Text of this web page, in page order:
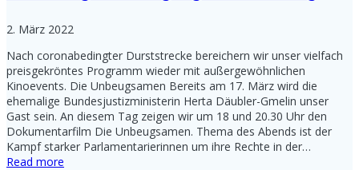
2. März 2022
Nach coronabedingter Durststrecke bereichern wir unser vielfach
preisgekröntes Programm wieder mit außergewöhnlichen
Kinoevents. Die Unbeugsamen Bereits am 17. März wird die
ehemalige Bundesjustizministerin Herta Däubler-Gmelin unser
Gast sein. An diesem Tag zeigen wir um 18 und 20.30 Uhr den
Dokumentarfilm Die Unbeugsamen. Thema des Abends ist der
Kampf starker Parlamentarierinnen um ihre Rechte in der…
Read more